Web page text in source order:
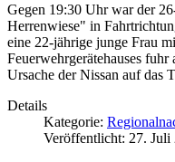
Gegen 19:30 Uhr war der
Herrenwiese" in
eine 22-jährige junge Frau
Feuerwehrgerätehauses
Ursache der Nissan auf das
Details
Kategorie:
Veröffentlicht: 27. Juli